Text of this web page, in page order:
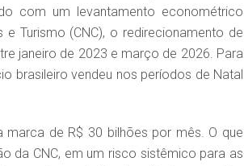
com um levantamento econométrico
Turismo (CNC), o redirecionamento de
janeiro de 2023 e março de 2026. Para
brasileiro vendeu nos períodos de Natal
de R$ 30 bilhões por mês. O que
da CNC, em um risco sistêmico para as